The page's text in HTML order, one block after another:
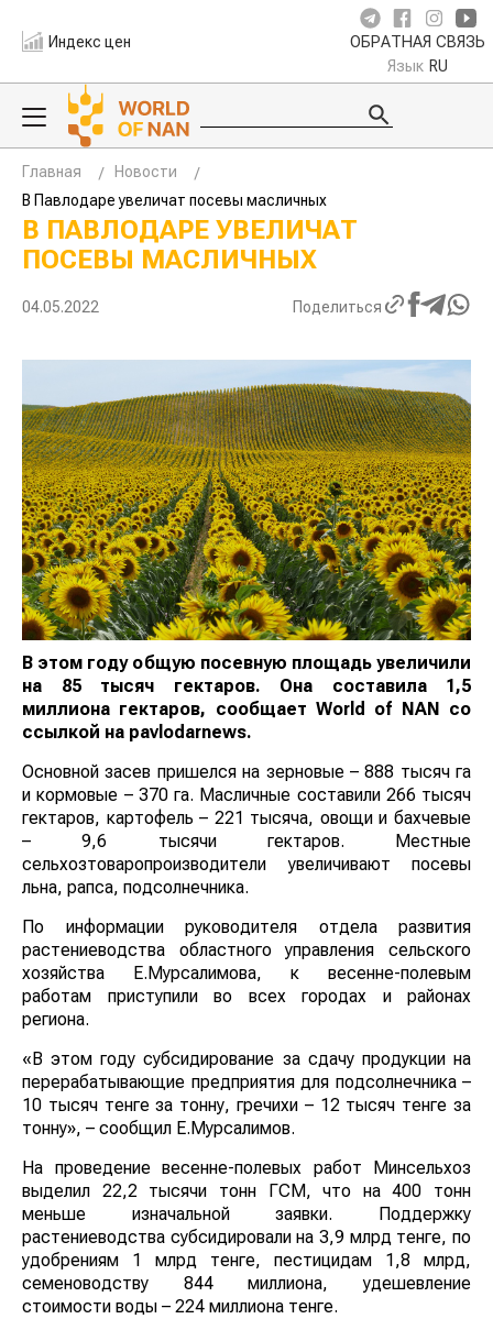
Индекс цен ОБРАТНАЯ СВЯЗЬ
Язык RU
Главная
Новости
В Павлодаре увеличат посевы масличных
В ПАВЛОДАРЕ УВЕЛИЧАТ
ПОСЕВЫ МАСЛИЧНЫХ
04.05.2022 Поделиться
В этом году общую посевную площадь увеличили
на 85 тысяч гектаров. Она составила 1,5
миллиона гектаров, сообщает World of NAN со
ссылкой на pavlodarnews.
Основной засев пришелся на зерновые – 888 тысяч га
и кормовые – 370 га. Масличные составили 266 тысяч
гектаров, картофель – 221 тысяча, овощи и бахчевые
– 9,6 тысячи гектаров. Местные
сельхозтоваропроизводители увеличивают посевы
льна, рапса, подсолнечника.
По информации руководителя отдела развития
растениеводства областного управления сельского
хозяйства Е.Мурсалимова, к весенне-полевым
работам приступили во всех городах и районах
региона.
«В этом году субсидирование за сдачу продукции на
перерабатывающие предприятия для подсолнечника –
10 тысяч тенге за тонну, гречихи – 12 тысяч тенге за
тонну», – сообщил Е.Мурсалимов.
На проведение весенне-полевых работ Минсельхоз
выделил 22,2 тысячи тонн ГСМ, что на 400 тонн
меньше изначальной заявки. Поддержку
растениеводства субсидировали на 3,9 млрд тенге, по
удобрениям 1 млрд тенге, пестицидам 1,8 млрд,
семеноводству 844 миллиона, удешевление
стоимости воды – 224 миллиона тенге.